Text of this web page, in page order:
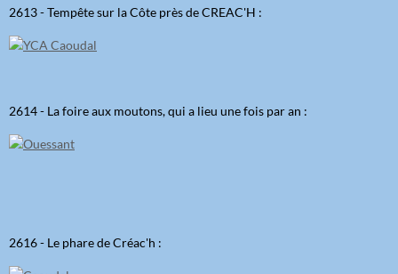
2613 - Tempête sur la Côte près de CREAC'H :
2614 - La foire aux moutons, qui a lieu une fois par an :
2616 - Le phare de Créac'h :